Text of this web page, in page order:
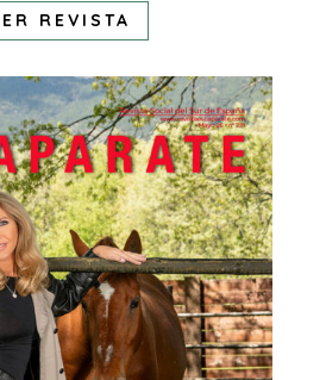
REVISTA